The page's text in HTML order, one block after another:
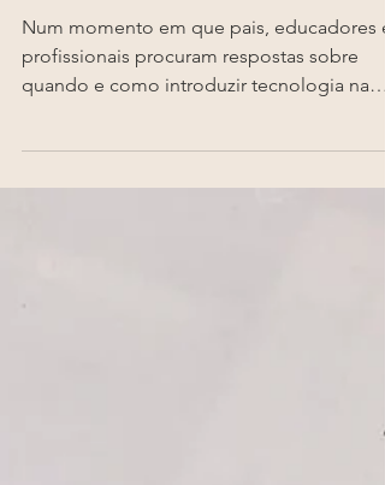
Educadores
Num momento em que pais, educadores e
profissionais procuram respostas sobre
vida das crianças e jovens, partilho dois
recursos que pode ser úteis.